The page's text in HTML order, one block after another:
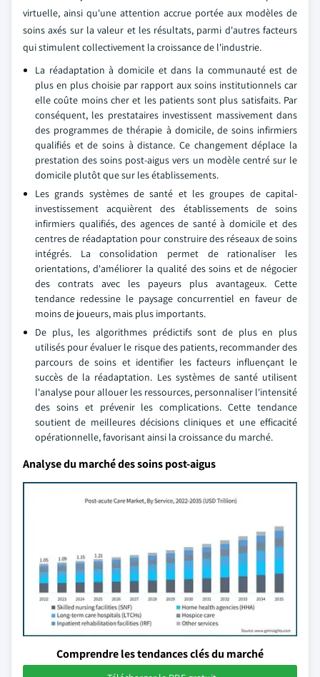
virtuelle, ainsi qu'une attention accrue portée aux modèles de
soins axés sur la valeur et les résultats, parmi d'autres facteurs
qui stimulent collectivement la croissance de l'industrie.
La réadaptation à domicile et dans la communauté est de
plus en plus choisie par rapport aux soins institutionnels car
elle coûte moins cher et les patients sont plus satisfaits. Par
conséquent, les prestataires investissent massivement dans
des programmes de thérapie à domicile, de soins infirmiers
qualifiés et de soins à distance. Ce changement déplace la
prestation des soins post-aigus vers un modèle centré sur le
domicile plutôt que sur les établissements.
Les grands systèmes de santé et les groupes de capital-
investissement acquièrent des établissements de soins
infirmiers qualifiés, des agences de santé à domicile et des
centres de réadaptation pour construire des réseaux de soins
intégrés. La consolidation permet de rationaliser les
orientations, d'améliorer la qualité des soins et de négocier
des contrats avec les payeurs plus avantageux. Cette
tendance redessine le paysage concurrentiel en faveur de
moins de joueurs, mais plus importants.
De plus, les algorithmes prédictifs sont de plus en plus
utilisés pour évaluer le risque des patients, recommander des
parcours de soins et identifier les facteurs influençant le
succès de la réadaptation. Les systèmes de santé utilisent
l'analyse pour allouer les ressources, personnaliser l'intensité
des soins et prévenir les complications. Cette tendance
soutient de meilleures décisions cliniques et une efficacité
opérationnelle, favorisant ainsi la croissance du marché.
Analyse du marché des soins post-aigus
Comprendre les tendances clés du marché